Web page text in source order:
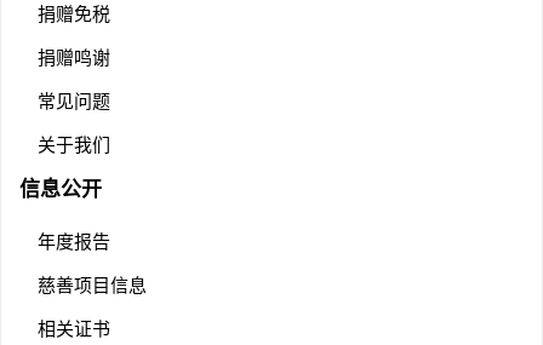
捐赠免税
捐赠鸣谢
常见问题
关于我们
信息公开
年度报告
慈善项目信息
相关证书